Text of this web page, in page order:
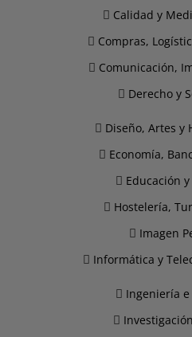
Calidad y
Compras,
Comunicación,
Derecho y
Diseño, Artes y
Economía,
Educación
Hostelería,
Imagen
Informática y
Ingeniería